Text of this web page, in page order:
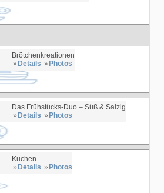
Brötchenkreationen
Details
Photos
Das Frühstücks-Duo – Süß & Salzig
Details
Photos
Kuchen
Details
Photos